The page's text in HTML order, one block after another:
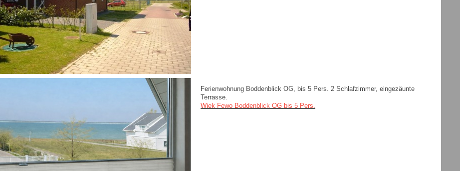
Ferienwohnung Boddenblick OG, bis 5 Pers. 2 Schlafzimmer, eingezäunte
Terrasse.
Wiek Fewo Boddenblick OG bis 5 Pers.